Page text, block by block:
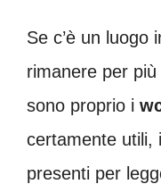
Se c’è un luogo
rimanere per
sono proprio i
certamente utili,
presenti per